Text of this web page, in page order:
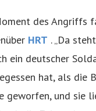
des Angriffs
HRT . „Da
ein deutscher
hat, als die
geworfen, und sie